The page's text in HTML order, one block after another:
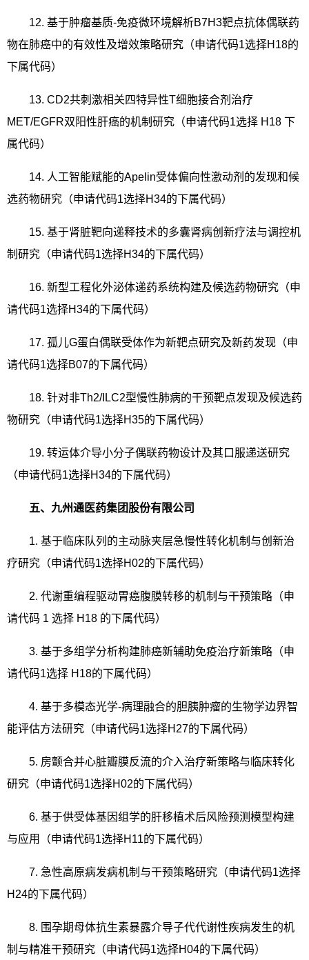
12. 基于肿瘤基质-免疫微环境解析B7H3靶点抗体偶联药
物在肺癌中的有效性及增效策略研究（申请代码1选择H18的
下属代码）
13. CD2共刺激相关四特异性T细胞接合剂治疗
MET/EGFR双阳性肝癌的机制研究（申请代码1选择 H18 下
属代码）
14. 人工智能赋能的Apelin受体偏向性激动剂的发现和候
选药物研究（申请代码1选择H34的下属代码）
15. 基于肾脏靶向递释技术的多囊肾病创新疗法与调控机
制研究（申请代码1选择H34的下属代码）
16. 新型工程化外泌体递药系统构建及候选药物研究（申
请代码1选择H34的下属代码）
17. 孤儿G蛋白偶联受体作为新靶点研究及新药发现（申
请代码1选择B07的下属代码）
18. 针对非Th2/ILC2型慢性肺病的干预靶点发现及候选药
物研究（申请代码1选择H35的下属代码）
19. 转运体介导小分子偶联药物设计及其口服递送研究
（申请代码1选择H34的下属代码）
五、九州通医药集团股份有限公司
1. 基于临床队列的主动脉夹层急慢性转化机制与创新治
疗研究（申请代码1选择H02的下属代码）
2. 代谢重编程驱动胃癌腹膜转移的机制与干预策略（申
请代码 1 选择 H18 的下属代码）
3. 基于多组学分析构建肺癌新辅助免疫治疗新策略（申
请代码1选择 H18的下属代码）
4. 基于多模态光学-病理融合的胆胰肿瘤的生物学边界智
能评估方法研究（申请代码1选择H27的下属代码）
5. 房颤合并心脏瓣膜反流的介入治疗新策略与临床转化
研究（申请代码1选择H02的下属代码）
6. 基于供受体基因组学的肝移植术后风险预测模型构建
与应用（申请代码1选择H11的下属代码）
7. 急性高原病发病机制与干预策略研究（申请代码1选择
H24的下属代码）
8. 围孕期母体抗生素暴露介导子代代谢性疾病发生的机
制与精准干预研究（申请代码1选择H04的下属代码）